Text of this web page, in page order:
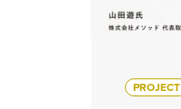
PROJECT